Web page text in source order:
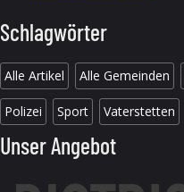
Schlagwörter
Alle Artikel Alle Gemeinden
Polizei Sport Vaterstetten
Unser Angebot